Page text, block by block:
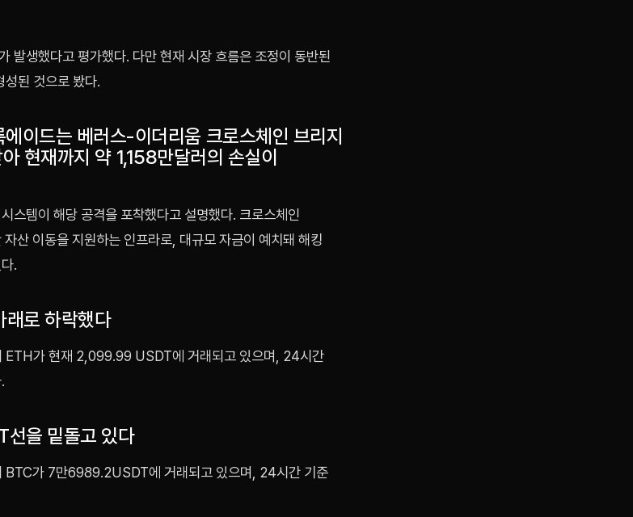
발생했다고 평가했다. 다만 현재 시장 흐름은 조정이 동반된
된 것으로 봤다.
이드는 베러스-이더리움 크로스체인 브리지
현재까지 약 1,158만달러의 손실이
스템이 해당 공격을 포착했다고 설명했다. 크로스체인
산 이동을 지원하는 인프라로, 대규모 자금이 예치돼 해킹
.
로 하락했다
ETH가 현재 2,099.99 USDT에 거래되고 있으며, 24시간
을 밑돌고 있다
BTC가 7만6989.2USDT에 거래되고 있으며, 24시간 기준